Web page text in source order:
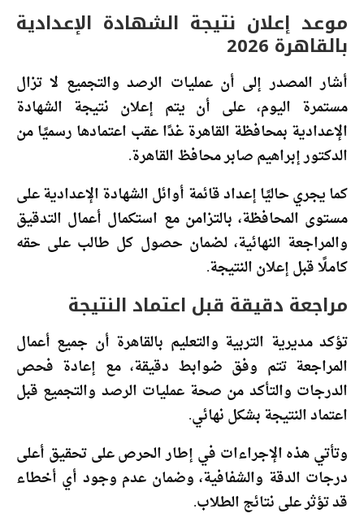
موعد إعلان نتيجة الشهادة الإعدادية
بالقاهرة 2026
أشار المصدر إلى أن عمليات الرصد والتجميع لا تزال
مستمرة اليوم، على أن يتم إعلان نتيجة الشهادة
الإعدادية بمحافظة القاهرة غدًا عقب اعتمادها رسميًا من
الدكتور إبراهيم صابر محافظ القاهرة.
كما يجري حاليًا إعداد قائمة أوائل الشهادة الإعدادية على
مستوى المحافظة، بالتزامن مع استكمال أعمال التدقيق
والمراجعة النهائية، لضمان حصول كل طالب على حقه
كاملًا قبل إعلان النتيجة.
مراجعة دقيقة قبل اعتماد النتيجة
تؤكد مديرية التربية والتعليم بالقاهرة أن جميع أعمال
المراجعة تتم وفق ضوابط دقيقة، مع إعادة فحص
الدرجات والتأكد من صحة عمليات الرصد والتجميع قبل
اعتماد النتيجة بشكل نهائي.
وتأتي هذه الإجراءات في إطار الحرص على تحقيق أعلى
درجات الدقة والشفافية، وضمان عدم وجود أي أخطاء
قد تؤثر على نتائج الطلاب.